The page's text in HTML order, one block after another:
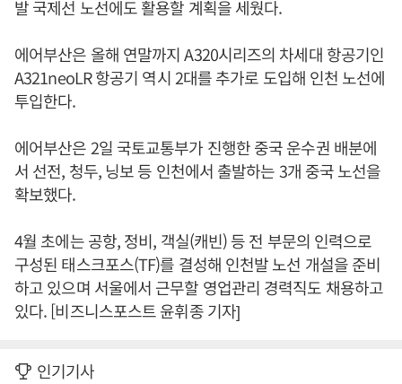
발 국제선 노선에도 활용할 계획을 세웠다.
에어부산은 올해 연말까지 A320시리즈의 차세대 항공기인
A321neoLR 항공기 역시 2대를 추가로 도입해 인천 노선에
투입한다.
에어부산은 2일 국토교통부가 진행한 중국 운수권 배분에
서 선전, 청두, 닝보 등 인천에서 출발하는 3개 중국 노선을
확보했다.
4월 초에는 공항, 정비, 객실(캐빈) 등 전 부문의 인력으로
구성된 태스크포스(TF)를 결성해 인천발 노선 개설을 준비
하고 있으며 서울에서 근무할 영업관리 경력직도 채용하고
있다. [비즈니스포스트 윤휘종 기자]
인기기사